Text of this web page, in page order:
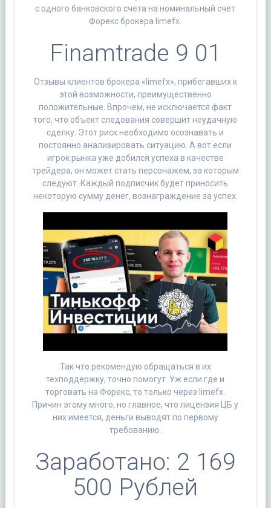
с одного банковского счета на номинальный счет
Форекс брокера limefx.
Finamtrade 9 01
Отзывы клиентов брокера «limefx», прибегавших к
этой возможности, преимущественно
положительные. Впрочем, не исключается факт
того, что объект следования совершит неудачную
сделку. Этот риск необходимо осознавать и
постоянно анализировать ситуацию. А вот если
игрок рынка уже добился успеха в качестве
трейдера, он может стать персонажем, за которым
следуют. Каждый подписчик будет приносить
некоторую сумму денег, вознаграждение за успех.
Так что рекомендую обращаться в их
техподдержку, точно помогут. Уж если где и
торговать на Форекс, то только через limefx.
Причин этому много, но главное, что лицензия ЦБ у
них имеется, деньги выводят по первому
требованию.
Заработано: 2 169
500 Рублей